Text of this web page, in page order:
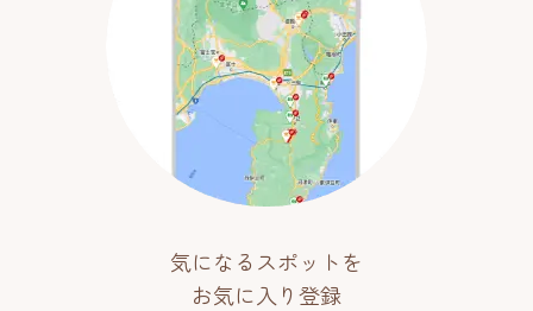
気になるスポットを
お気に入り登録